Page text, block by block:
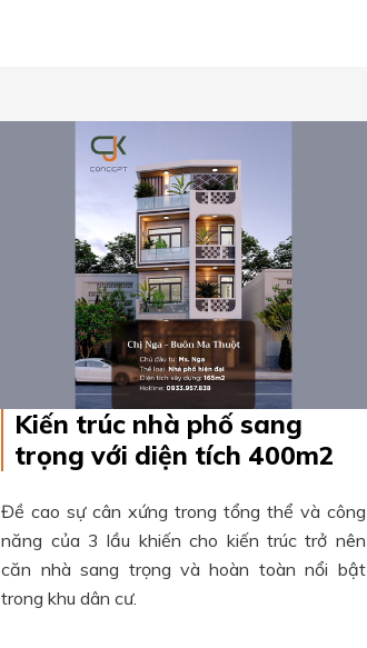
Kiến trúc nhà phố sang
trọng với diện tích 400m2
Đề cao sự cân xứng trong tổng thể và công
năng của 3 lầu khiến cho kiến trúc trở nên
căn nhà sang trọng và hoàn toàn nổi bật
trong khu dân cư.